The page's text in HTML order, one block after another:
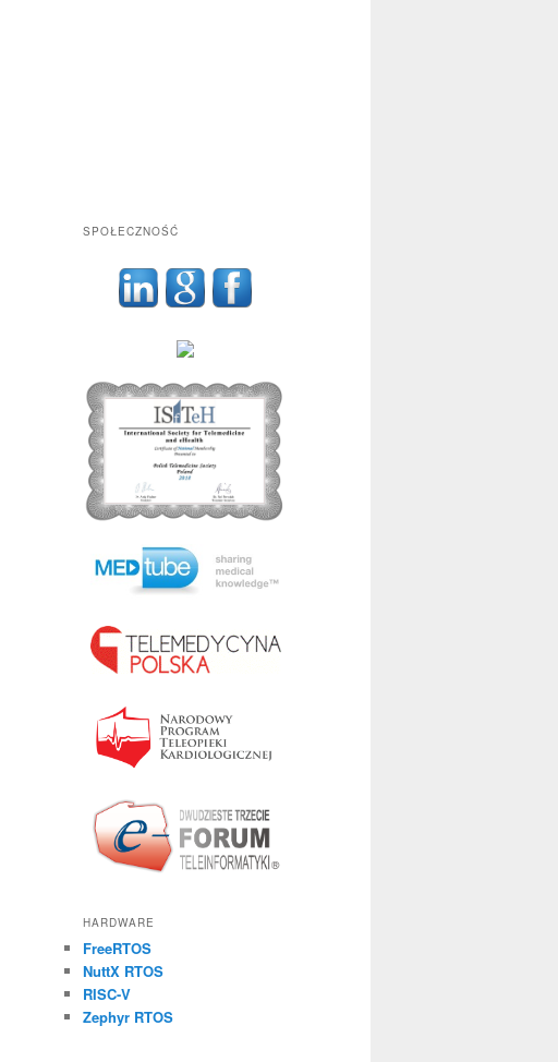
SPOŁECZNOŚĆ
HARDWARE
FreeRTOS
NuttX RTOS
RISC-V
Zephyr RTOS